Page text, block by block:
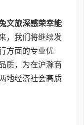
文旅深感荣幸能
，我们将继续发
方面的专业优
质，为在沪滁商
地经济社会高质